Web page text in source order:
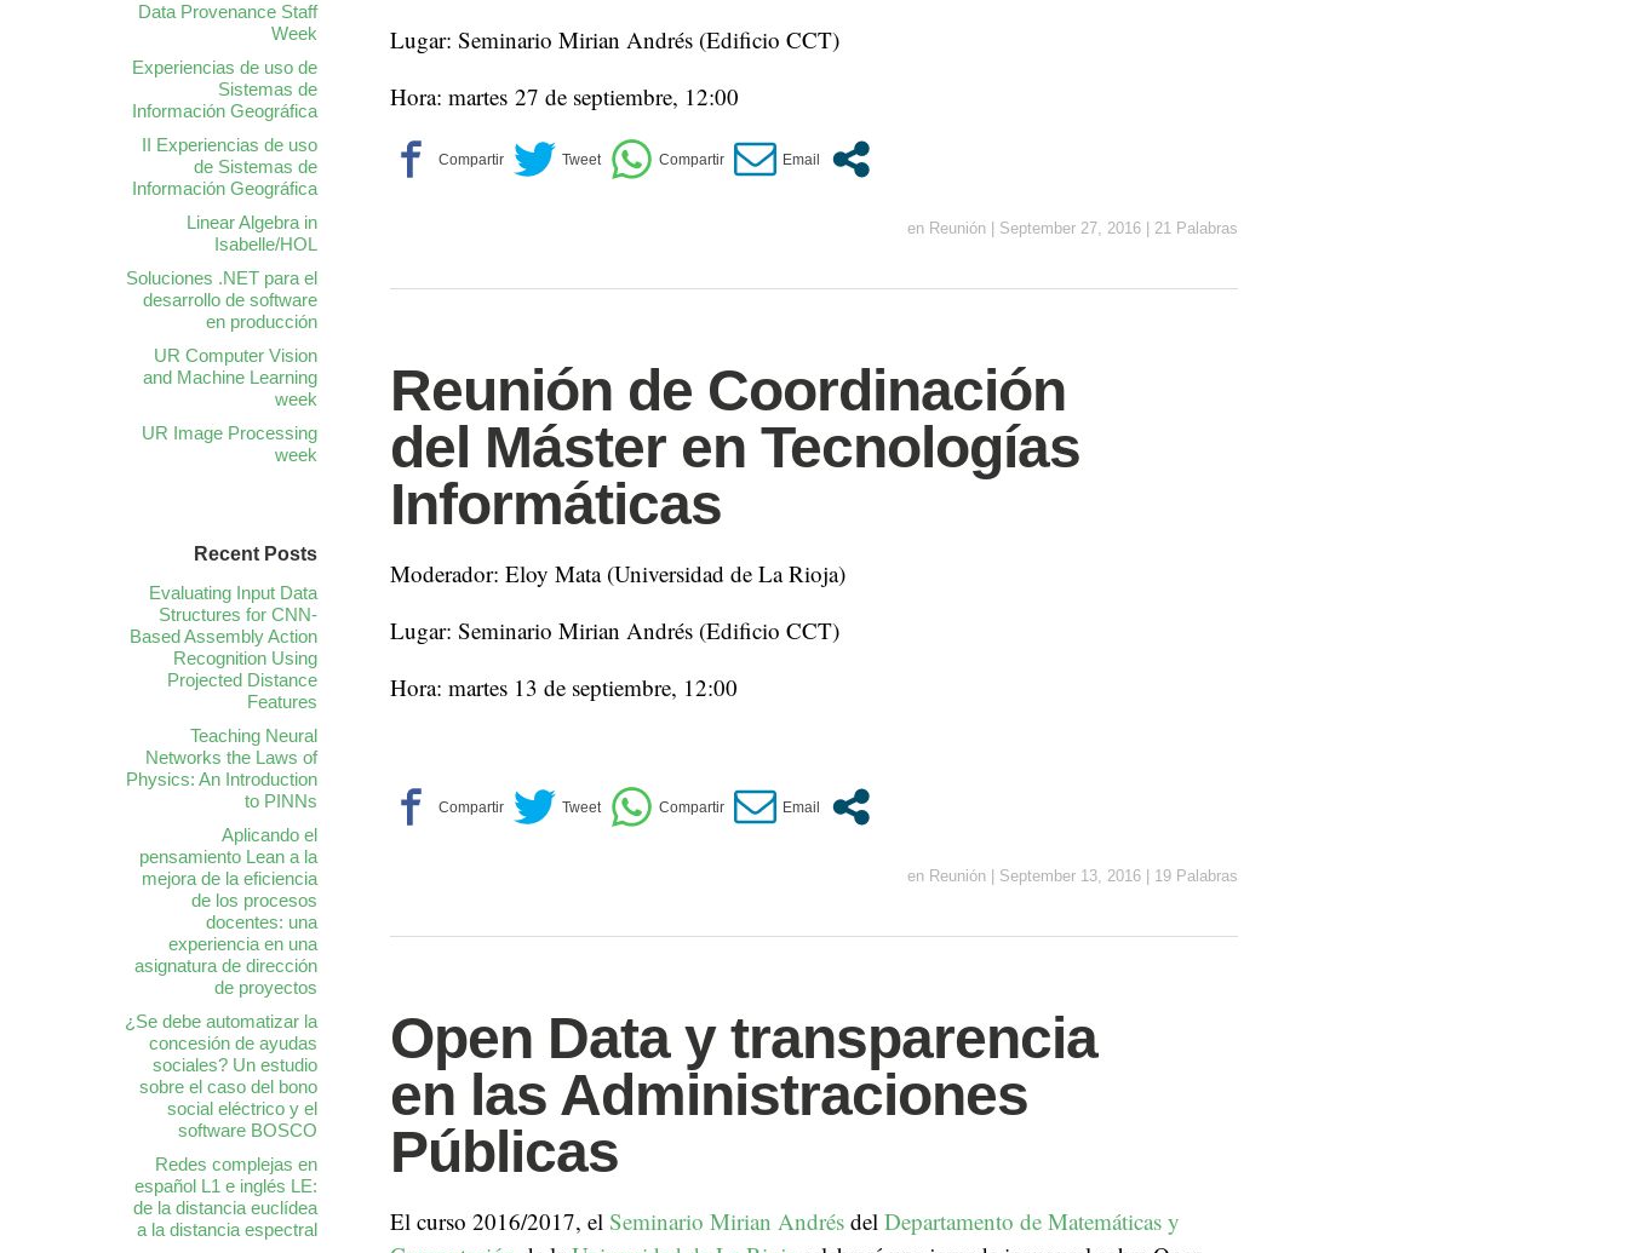
Lugar: Seminario Mirian Andrés (Edificio CCT)
Hora: martes 27 de septiembre, 12:00
en Reunión September 27, 2016 21 Palabras
Reunión de Coordinación
del Máster en Tecnologías
Informáticas
Moderador: Eloy Mata (Universidad de La Rioja)
Lugar: Seminario Mirian Andrés (Edificio CCT)
Hora: martes 13 de septiembre, 12:00
en Reunión September 13, 2016 19 Palabras
Open Data y transparencia
en las Administraciones
Públicas
El curso 2016/2017, el Seminario Mirian Andrés del Departamento de Matemáticas y
Data Provenance Staff
Week
Experiencias de uso de
Sistemas de
Información Geográfica
II Experiencias de uso
de Sistemas de
Información Geográfica
Linear Algebra in
Isabelle/HOL
Soluciones .NET para el
desarrollo de software
en producción
UR Computer Vision
and Machine Learning
week
UR Image Processing
week
Recent Posts
Evaluating Input Data
Structures for CNN-
Based Assembly Action
Recognition Using
Projected Distance
Features
Teaching Neural
Networks the Laws of
Physics: An Introduction
to PINNs
Aplicando el
pensamiento Lean a la
mejora de la eficiencia
de los procesos
docentes: una
experiencia en una
asignatura de dirección
de proyectos
¿Se debe automatizar la
concesión de ayudas
sociales? Un estudio
sobre el caso del bono
social eléctrico y el
software BOSCO
Redes complejas en
español L1 e inglés LE:
de la distancia euclídea
a la distancia espectral